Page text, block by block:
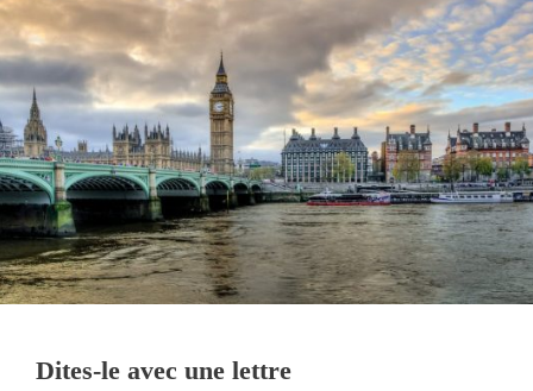
Dites-le avec une lettre